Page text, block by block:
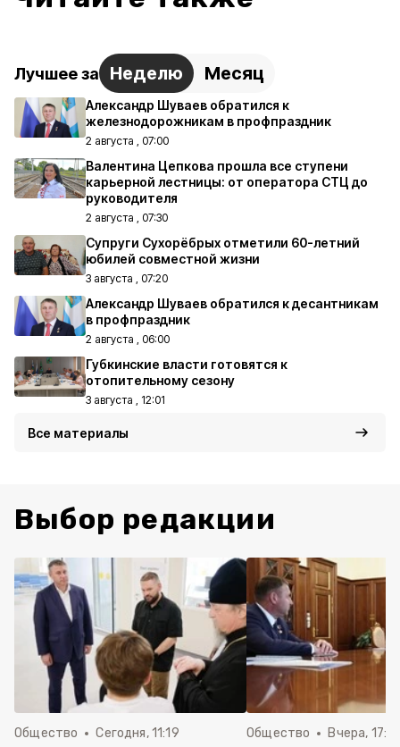
Лучшее за Неделю Месяц
Александр Шуваев обратился к
железнодорожникам в профпраздник
2 августа , 07:00
Валентина Цепкова прошла все ступени
карьерной лестницы: от оператора СТЦ до
руководителя
2 августа , 07:30
Супруги Сухорёбрых отметили 60-летний
юбилей совместной жизни
3 августа , 07:20
Александр Шуваев обратился к десантникам
в профпраздник
2 августа , 06:00
Губкинские власти готовятся к
отопительному сезону
3 августа , 12:01
Все материалы
Выбор редакции
Общество Сегодня, 11:19 Общество Вчера,